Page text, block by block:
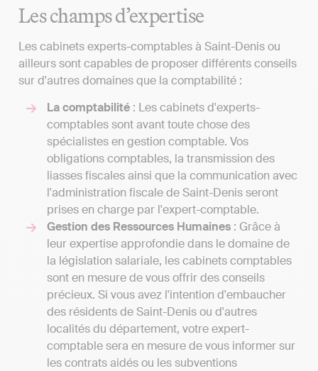
Les champs d’expertise
Les cabinets experts-comptables à Saint-Denis ou
ailleurs sont capables de proposer différents conseils
sur d'autres domaines que la comptabilité :
La comptabilité : Les cabinets d'experts-
comptables sont avant toute chose des
spécialistes en gestion comptable. Vos
obligations comptables, la transmission des
liasses fiscales ainsi que la communication avec
l'administration fiscale de Saint-Denis seront
prises en charge par l'expert-comptable.
Gestion des Ressources Humaines : Grâce à
leur expertise approfondie dans le domaine de
la législation salariale, les cabinets comptables
sont en mesure de vous offrir des conseils
précieux. Si vous avez l'intention d'embaucher
des résidents de Saint-Denis ou d'autres
localités du département, votre expert-
comptable sera en mesure de vous informer sur
les contrats aidés ou les subventions